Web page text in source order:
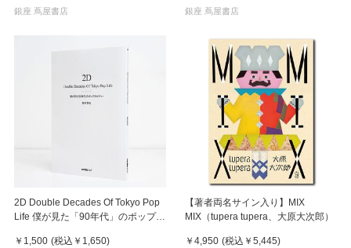
銀座 蔦屋書店 銀座 蔦屋書店
2D Double Decades Of Tokyo Pop
Life 僕が見た「90年代」のポップカ
￥1,500 (税込 ￥1,650)
【著者両名サイン入り】MIX
MIX（tupera tupera、大原大次郎）
￥4,950 (税込 ￥5,445)